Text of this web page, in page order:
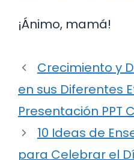
¡Ánimo, mamá!
Crecimiento y
en sus Diferentes
Presentación PPT
10 Ideas de
para Celebrar el